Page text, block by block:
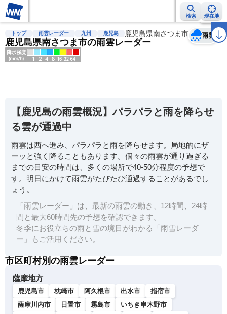
検索 現在地
雨雲レーダー 台風情報 地震情報 警報・注意報 2週間天気 ラ
トップ 雨雲レーダー 九州 鹿児島 鹿児島県南さつま市
鹿児島県南さつま市の雨雲レーダー
雨雲
天気 台風
【鹿児島の雨雲概況】パラパラと雨を降らせ
る雲が通過中
雨雲は西へ進み、パラパラと雨を降らせます。局地的にザ
ーッと強く降ることもあります。個々の雨雲が通り過ぎる
までの目安の時間は、多くの場所で40-50分程度の予想で
す。明日にかけて雨雲がたびたび通過することがあるでし
ょう。
「雨雲レーダー」は、最新の雨雲の動き、12時間、24時
間と最大60時間先の予想を確認できます。
冬季にお役立ちの雨と雪の境目がわかる「雨雪レーダ
ー」もご活用ください。
市区町村別の雨雲レーダー
薩摩地方
鹿児島市 枕崎市 阿久根市 出水市
指宿市
薩摩川内市
日置市 霧島市
いちき串木野市